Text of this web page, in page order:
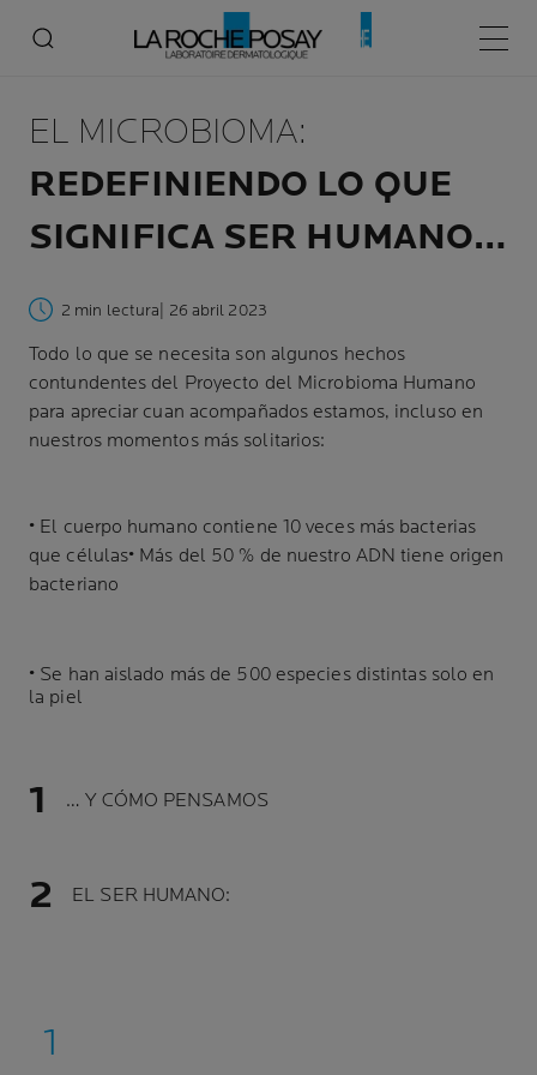
Menú
EL MICROBIOMA:
REDEFINIENDO LO QUE
SIGNIFICA SER HUMANO…
2 min lectura | 26 abril 2023
Todo lo que se necesita son algunos hechos
contundentes del Proyecto del Microbioma Humano
para apreciar cuan acompañados estamos, incluso en
nuestros momentos más solitarios:
• El cuerpo humano contiene 10 veces más bacterias
que células• Más del 50 % de nuestro ADN tiene origen
bacteriano
• Se han aislado más de 500 especies distintas solo en
la piel
… Y CÓMO PENSAMOS
EL SER HUMANO: